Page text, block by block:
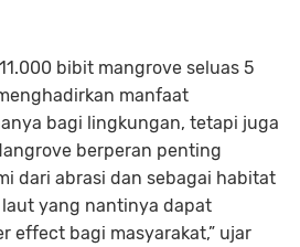
bibit mangrove seluas 5
manfaat
bagi lingkungan, tetapi juga
berperan penting
dari abrasi dan sebagai habitat
yang nantinya dapat
effect bagi masyarakat,” ujar